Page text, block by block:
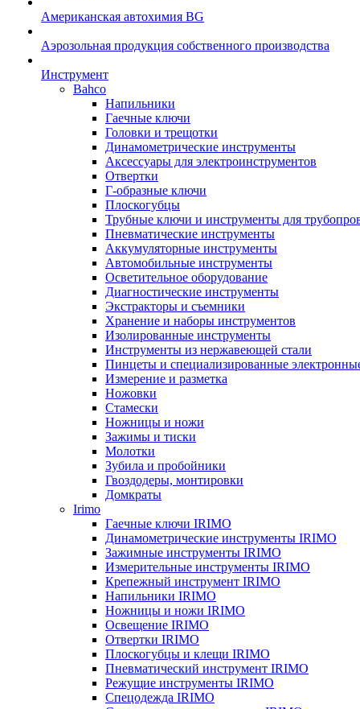
Американская автохимия BG
Аэрозольная продукция собственного производства
Инструмент
Bahco
Напильники
Гаечные ключи
Головки и трещотки
Динамометрические инструменты
Аксессуары для электроинструментов
Отвертки
Г-образные ключи
Плоскогубцы
Трубные ключи и инструменты для
Пневматические инструменты
Аккумуляторные инструменты
Автомобильные инструменты
Осветительное оборудование
Диагностические инструменты
Экстракторы и съемники
Хранение и наборы инструментов
Изолированные инструменты
Инструменты из нержавеющей стали
Пинцеты и специализированные
Измерение и разметка
Ножовки
Стамески
Ножницы и ножи
Зажимы и тиски
Молотки
Зубила и пробойники
Гвоздодеры, монтировки
Домкраты
Irimo
Гаечные ключи IRIMO
Динамометрические инструменты IRIMO
Зажимные инструменты IRIMO
Измерительные инструменты IRIMO
Крепежный инструмент IRIMO
Напильники IRIMO
Ножницы и ножи IRIMO
Освещение IRIMO
Отвертки IRIMO
Плоскогубцы и клещи IRIMO
Пневматический инструмент IRIMO
Режущие инструменты IRIMO
Спецодежда IRIMO